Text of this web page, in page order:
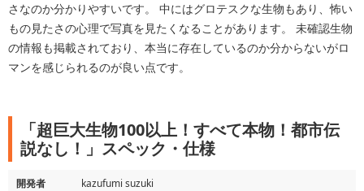
さなのか分かりやすいです。 中にはグロテスクな生物もあり、怖い
もの見たさの心理で写真を見たくなることがあります。 未確認生物
の情報も掲載されており、本当に存在しているのか分からないがロ
マンを感じられるのが良い点です。
「超巨大生物100以上！すべて本物！都市伝
説なし！」スペック・仕様
開発者
kazufumi suzuki